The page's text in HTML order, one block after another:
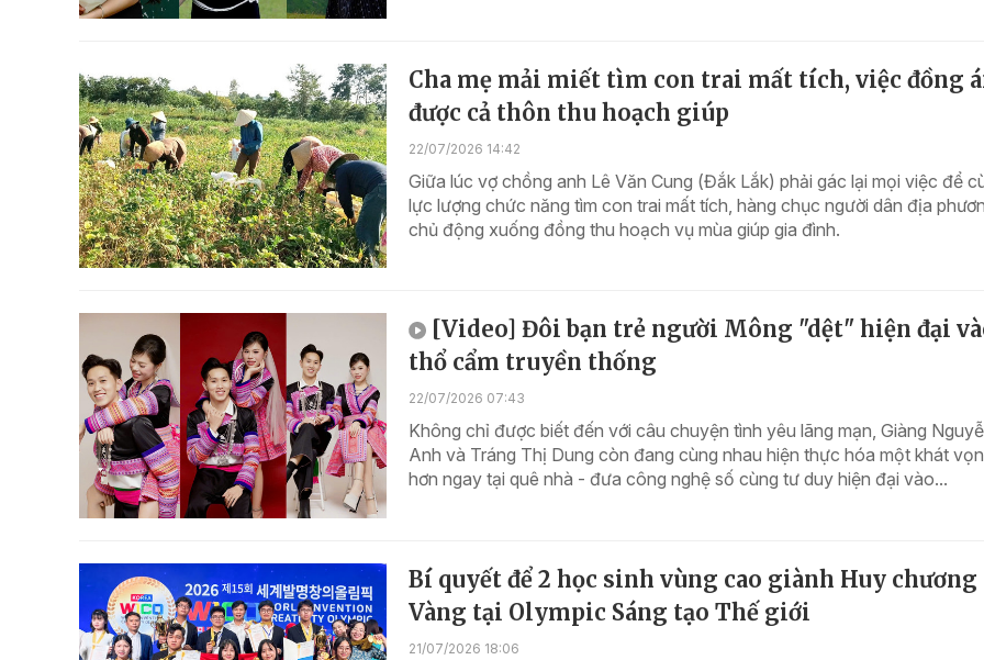
Cha mẹ mải miết tìm con trai mất tích, việc đồng
được cả thôn thu hoạch giúp
22/07/2026 14:42
Giữa lúc vợ chồng anh Lê Văn Cung (Đắk Lắk) phải gác lại mọi việc để
lực lượng chức năng tìm con trai mất tích, hàng chục người dân địa
chủ động xuống đồng thu hoạch vụ mùa giúp gia đình.
[Video] Đôi bạn trẻ người Mông "dệt" hiện đại
thổ cẩm truyền thống
22/07/2026 07:43
Không chỉ được biết đến với câu chuyện tình yêu lãng mạn, Giàng
Anh và Tráng Thị Dung còn đang cùng nhau hiện thực hóa một khát
hơn ngay tại quê nhà - đưa công nghệ số cùng tư duy hiện đại vào...
Bí quyết để 2 học sinh vùng cao giành Huy chương
Vàng tại Olympic Sáng tạo Thế giới
21/07/2026 18:06